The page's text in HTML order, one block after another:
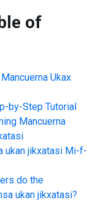
of
Mancuerna Ukax
by-Step Tutorial
Mancuerna
ukan jikxatasi Mi-f-
do the
ukan jikxatasi?